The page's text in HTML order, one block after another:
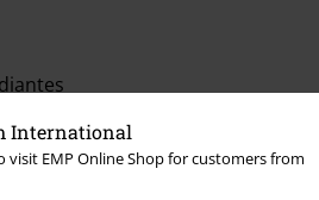
International
visit EMP Online Shop for customers from